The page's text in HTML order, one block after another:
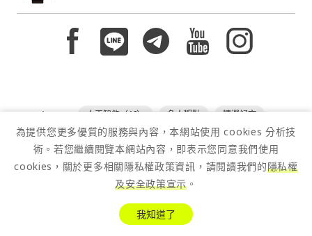
tags: 人工智能（AI） 名人觀點 精選好文
為提供您更多優質的服務與內容，本網站使用 cookies 分析技
術。若您繼續閱覽本網站內容，即表示您同意我們使用
cookies，關於更多相關隱私權政策資訊，請閱讀我們的隱私權
及安全政策宣示 。
我知道了